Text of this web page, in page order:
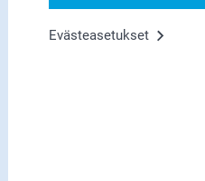
Evästeasetukset